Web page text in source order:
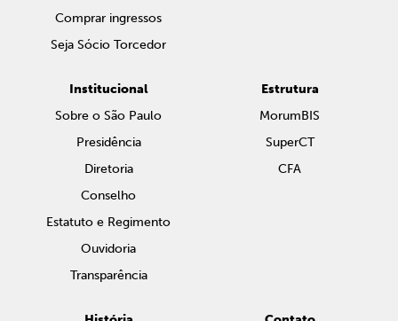
Comprar ingressos
Seja Sócio Torcedor
Institucional
Sobre o São Paulo
Presidência
Diretoria
Conselho
Estatuto e Regimento
Ouvidoria
Transparência
Estrutura
MorumBIS
SuperCT
CFA